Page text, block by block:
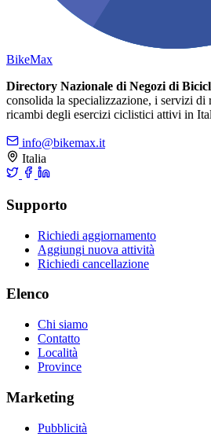
BikeMax
Directory Nazionale di Negozi di
consolida la specializzazione, i servizi di
ricambi degli esercizi ciclistici attivi in
info@bikemax.it
Italia
Supporto
Richiedi aggiornamento
Aggiungi nuova attività
Richiedi cancellazione
Elenco
Chi siamo
Contatto
Località
Province
Marketing
Pubblicità